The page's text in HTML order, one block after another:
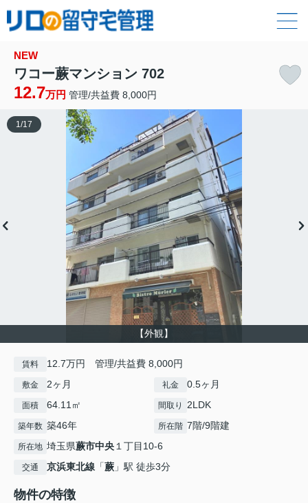
NEW
ワコー蕨マンション 702
12.7万円 管理/共益費 8,000円
【外観】
1 /17
賃料 12.7万円 管理/共益費 8,000円
敷金 2ヶ月 礼金 0.5ヶ月
面積 64.11㎡ 間取り 2LDK
築年数 築46年 所在階 7階/9階建
所在地 埼玉県蕨市中央 １丁目10-6
交通 京浜東北線 「蕨 」駅 徒歩3分
物件の特徴